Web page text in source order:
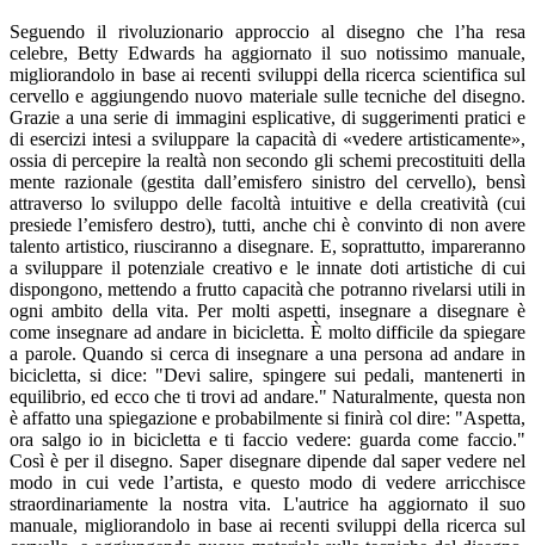
Seguendo il rivoluzionario approccio al disegno che l’ha resa
celebre, Betty Edwards ha aggiornato il suo notissimo manuale,
migliorandolo in base ai recenti sviluppi della ricerca scientifica sul
cervello e aggiungendo nuovo materiale sulle tecniche del disegno.
Grazie a una serie di immagini esplicative, di suggerimenti pratici e
di esercizi intesi a sviluppare la capacità di «vedere artisticamente»,
ossia di percepire la realtà non secondo gli schemi precostituiti della
mente razionale (gestita dall’emisfero sinistro del cervello), bensì
attraverso lo sviluppo delle facoltà intuitive e della creatività (cui
presiede l’emisfero destro), tutti, anche chi è convinto di non avere
talento artistico, riusciranno a disegnare. E, soprattutto, impareranno
a sviluppare il potenziale creativo e le innate doti artistiche di cui
dispongono, mettendo a frutto capacità che potranno rivelarsi utili in
ogni ambito della vita. Per molti aspetti, insegnare a disegnare è
come insegnare ad andare in bicicletta. È molto difficile da spiegare
a parole. Quando si cerca di insegnare a una persona ad andare in
bicicletta, si dice: "Devi salire, spingere sui pedali, mantenerti in
equilibrio, ed ecco che ti trovi ad andare." Naturalmente, questa non
è affatto una spiegazione e probabilmente si finirà col dire: "Aspetta,
ora salgo io in bicicletta e ti faccio vedere: guarda come faccio."
Così è per il disegno. Saper disegnare dipende dal saper vedere nel
modo in cui vede l’artista, e questo modo di vedere arricchisce
straordinariamente la nostra vita. L'autrice ha aggiornato il suo
manuale, migliorandolo in base ai recenti sviluppi della ricerca sul